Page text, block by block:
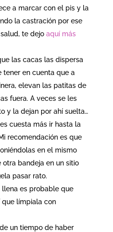
a marcar con el pis y la
la castración por ese
te dejo aquí más
las cacas las dispersa
tener en cuenta que a
elevan las patitas de
fuera. A veces se les
y la dejan por ahí suelta…
cuesta más ir hasta la
recomendación es que
en el mismo
otra bandeja en un sitio
pasar rato.
llena es probable que
que límpiala con
un tiempo de haber